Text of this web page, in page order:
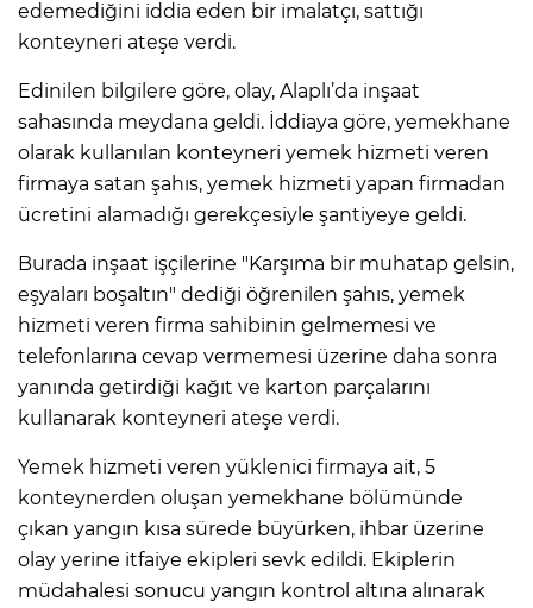
edemediğini iddia eden bir imalatçı, sattığı
konteyneri ateşe verdi.
Edinilen bilgilere göre, olay, Alaplı’da inşaat
sahasında meydana geldi. İddiaya göre, yemekhane
olarak kullanılan konteyneri yemek hizmeti veren
firmaya satan şahıs, yemek hizmeti yapan firmadan
ücretini alamadığı gerekçesiyle şantiyeye geldi.
Burada inşaat işçilerine "Karşıma bir muhatap gelsin,
eşyaları boşaltın" dediği öğrenilen şahıs, yemek
hizmeti veren firma sahibinin gelmemesi ve
telefonlarına cevap vermemesi üzerine daha sonra
yanında getirdiği kağıt ve karton parçalarını
kullanarak konteyneri ateşe verdi.
Yemek hizmeti veren yüklenici firmaya ait, 5
konteynerden oluşan yemekhane bölümünde
çıkan yangın kısa sürede büyürken, ihbar üzerine
olay yerine itfaiye ekipleri sevk edildi. Ekiplerin
müdahalesi sonucu yangın kontrol altına alınarak